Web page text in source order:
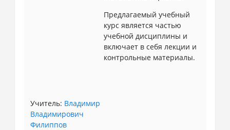
Предлагаемый учебный
курс является частью
учебной дисциплины и
включает в себя лекции и
контрольные материалы.
Учитель: Владимир
Владимирович
Филиппов